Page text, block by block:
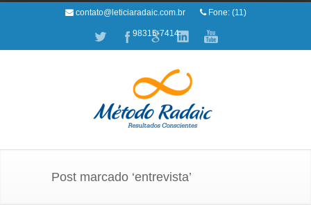
contato@leticiaradaic.com.br Fone: (11)
98315-7414
Post marcado ‘entrevista’